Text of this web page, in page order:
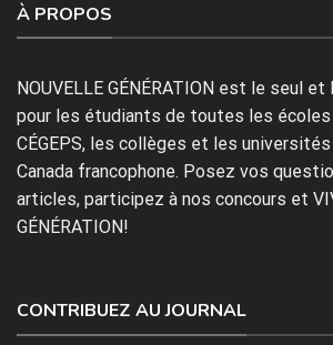
À PROPOS
NOUVELLE GÉNÉRATION est le seul et
pour les étudiants de toutes les écoles
CÉGEPS, les collèges et les
Canada francophone. Posez vos
articles, participez à nos concours et
GÉNÉRATION!
CONTRIBUEZ AU JOURNAL